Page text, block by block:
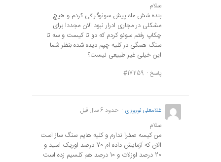
سلام
بنده شش ماه پیش سونوگرافی کردم و هیچ
مشکلی در مجاری ادرار نبود الان مجددا برای
چکاپ رفتم سونو کردم که دو تا کیست و سه تا
سنگ همگی در کلیه چپم دیده شده بنظر شما
این خیلی غیر طبیعی نیست؟
پاسخ #17259
غلامعلی نوروزی حدود 6 سال قبل
سلام
من کیسه صفرا ندارم و کلیه هایم سنگ ساز است
الان که آزمایش داده ام 70 درصد اوریک اسید و
20 درصد اوزلات و 10 درصد هم کلسیم زده است